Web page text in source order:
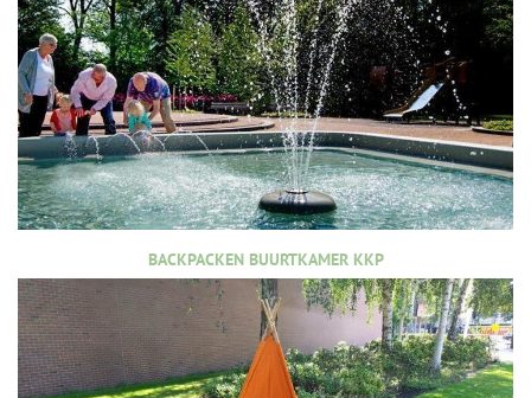
BACKPACKEN BUURTKAMER KKP